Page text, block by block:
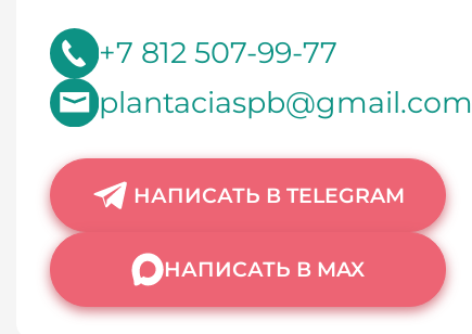
+7 812 507-99-77
plantaciaspb@gmail.com
НАПИСАТЬ В TELEGRAM
НАПИСАТЬ В MAX